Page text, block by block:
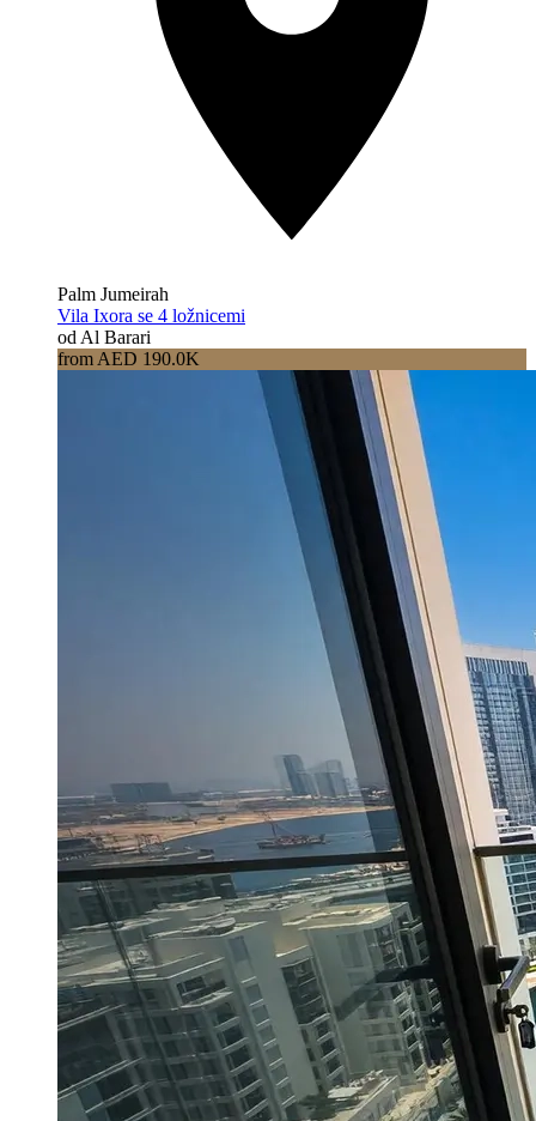
Palm Jumeirah
Vila Ixora se 4 ložnicemi
od Al Barari
from AED 190.0K